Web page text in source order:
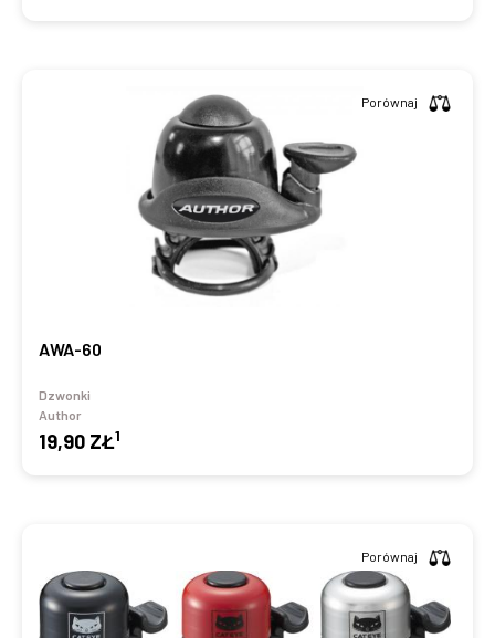
AWA-60
Dzwonki
Author
19,90 ZŁ1
Porównaj
Porównaj